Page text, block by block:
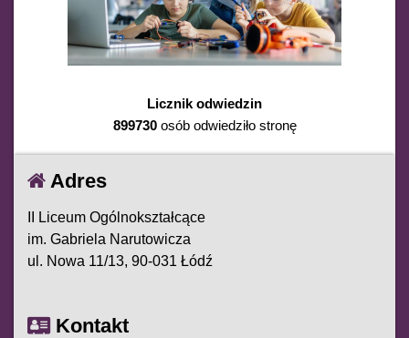
Licznik odwiedzin
899730osób odwiedziło stronę
Adres
II Liceum Ogólnokształcące
im. Gabriela Narutowicza
ul. Nowa 11/13, 90-031 Łódź
Kontakt